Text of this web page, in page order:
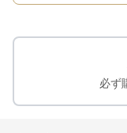
必ず